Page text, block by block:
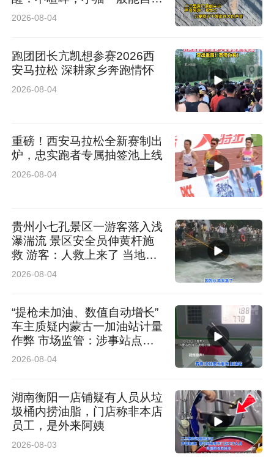
脱困
2026-08-04
跑团团长亢凯想参赛2026西
安马拉松 深耕家乡奔跑情怀
2026-08-04
重磅！西安马拉松全新赛制出
炉，忠实跑者专属抽签池上线
2026-08-04
贵州小七孔景区一游客落入浅
瀑湍流 景区安全员伸黄杆施
救 游客：人救上来了 当地回
应：完全按照救援标准
2026-08-04
“提枪未加油、数值自动增长”
车主质疑内蒙古一加油站计量
作弊 市场监管：涉事站点停
业 加油机封存送检
2026-08-04
湖南衡阳一店铺疑有人员从垃
圾桶内捞油脂，门店称非本店
员工，是外来阿姨
2026-08-03